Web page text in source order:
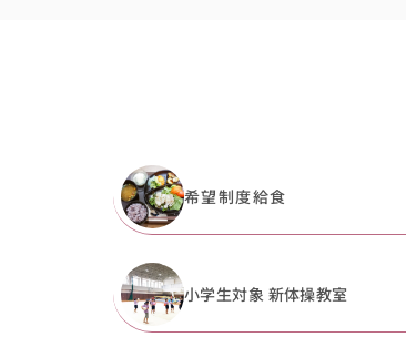
希望制度給食
小学生対象 新体操教室